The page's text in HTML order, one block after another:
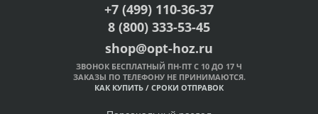
+7 (499) 110-36-37
8 (800) 333-53-45
shop@opt-hoz.ru
ЗВОНОК БЕСПЛАТНЫЙ ПН-ПТ С 10 ДО 17 Ч
ЗАКАЗЫ ПО ТЕЛЕФОНУ НЕ ПРИНИМАЮТСЯ.
КАК КУПИТЬ / СРОКИ ОТПРАВОК